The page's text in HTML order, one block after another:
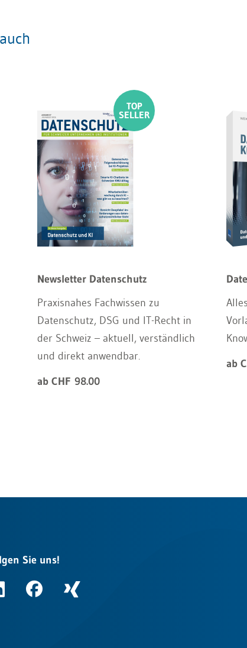
Newsletter Datenschutz
Praxisnahes Fachwissen zu
Datenschutz, DSG und IT-Recht in
der Schweiz – aktuell, verständlich
und direkt anwendbar.
ab CHF 98.00
ab
Sie uns!